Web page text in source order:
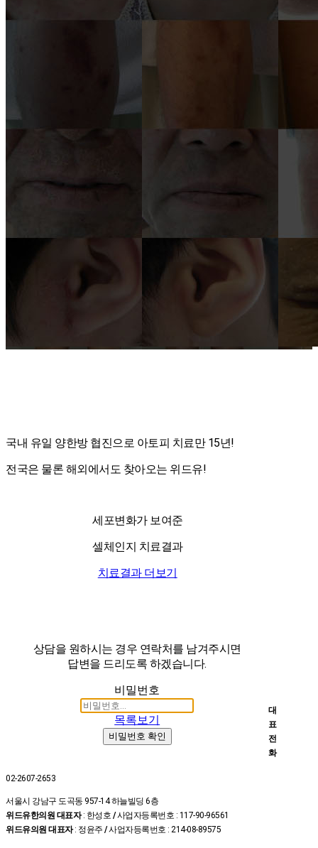
국내 유일 양한방 협진으로 아토피 치료만 15년!
전국은 물론 해외에서도 찾아오는 위드유!
세포변화가 보여준
셀체인지 치료결과
치료결과 더보기
상담을 원하시는 경우 연락처를 남겨주시면
답변을 드리도록 하겠습니다.
비밀번호
목록보기
비밀번호 확인
대
표
전
화
02-2607-2653
서울시 강남구 도곡동 957-14 하늘빌딩 6층
위드유한의원 대표자: 한성호 /사업자등록번호 : 117-90-96561
위드유의원 대표자: 정윤주 /사업자등록번호 : 214-08-89575